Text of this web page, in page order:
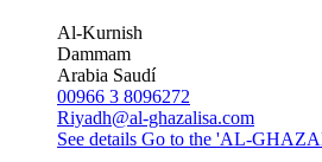
Al-Kurnish
Dammam
Arabia Saudí
00966 3 8096272
Riyadh@al-ghazalisa.com
See details Go to the 'AL-